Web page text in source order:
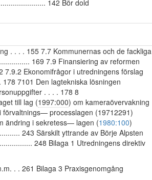
142 Bör dold
. . . . 155 7.7 Kommunernas och de fackliga
169 7.9 Finansiering av reformen
Ekonomifrågor i utredningens förslag
7101 Den lagtekniska lösningen
. . . . 178 8
till lag (1997:000) om kameraövervakning
förvaltnings— processlagen (19712291)
ändring i sekretess— lagen (1980:100)
243 Särskilt yttrande av Börje Alpsten
248 Bilaga 1 Utredningens direktiv
. . 261 Bilaga 3 Praxisgenomgång